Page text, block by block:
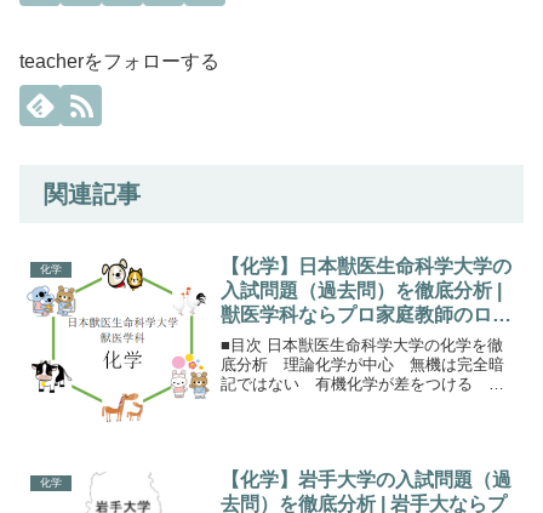
teacherをフォローする
関連記事
化学
【化学】日本獣医生命科学大学の
入試問題（過去問）を徹底分析 |
獣医学科ならプロ家庭教師のロジ
ティー
■目次 日本獣医生命科学大学の化学を徹
底分析 理論化学が中心 無機は完全暗
記ではない 有機化学が差をつける 参
化学
【化学】岩手大学の入試問題（過
去問）を徹底分析 | 岩手大ならプ